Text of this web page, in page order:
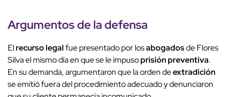
Argumentos de la defensa
Elrecurso legalfue presentado por losabogadosde Flores
Silva el mismo día en que se le impusoprisión preventiva.
En su demanda, argumentaron que la orden deextradición
se emitió fuera del procedimiento adecuado y denunciaron